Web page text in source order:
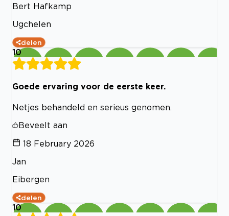
Bert Hafkamp
Ugchelen
delen
10
Goede ervaring voor de eerste keer.
Netjes behandeld en serieus genomen.
Beveelt aan
18 February 2026
Jan
Eibergen
delen
10